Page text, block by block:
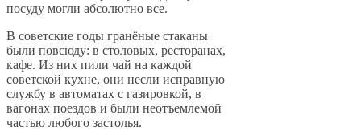
посуду могли абсолютно все.
В советские годы гранёные стаканы
были повсюду: в столовых, ресторанах,
кафе. Из них пили чай на каждой
советской кухне, они несли исправную
службу в автоматах с газировкой, в
вагонах поездов и были неотъемлемой
частью любого застолья.